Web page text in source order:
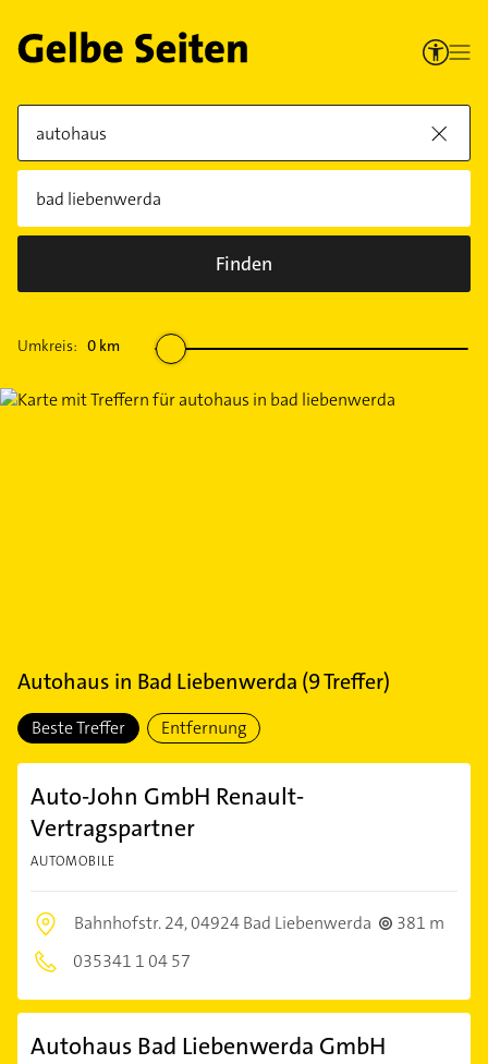
Finden
Umkreis: 0 km
Autohaus in Bad Liebenwerda (9Treffer)
Beste Treffer Entfernung
Auto-John GmbH Renault-
Vertragspartner
AUTOMOBILE
Bahnhofstr. 24,04924 Bad Liebenwerda
381 m
035341 1 04 57
Autohaus Bad Liebenwerda GmbH